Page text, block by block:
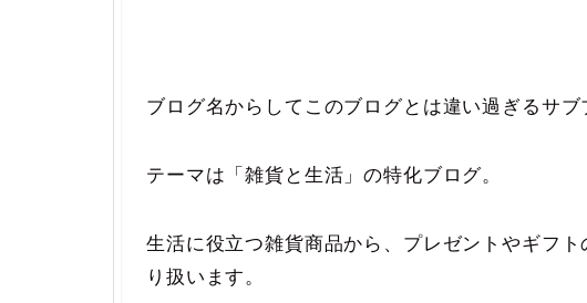
ブログ名からしてこのブログとは違い過ぎるサブ
テーマは「雑貨と生活」の特化ブログ。
生活に役立つ雑貨商品から、プレゼントやギフ
り扱います。